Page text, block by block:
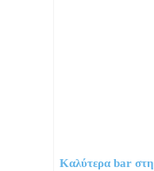
Καλύτερα bar